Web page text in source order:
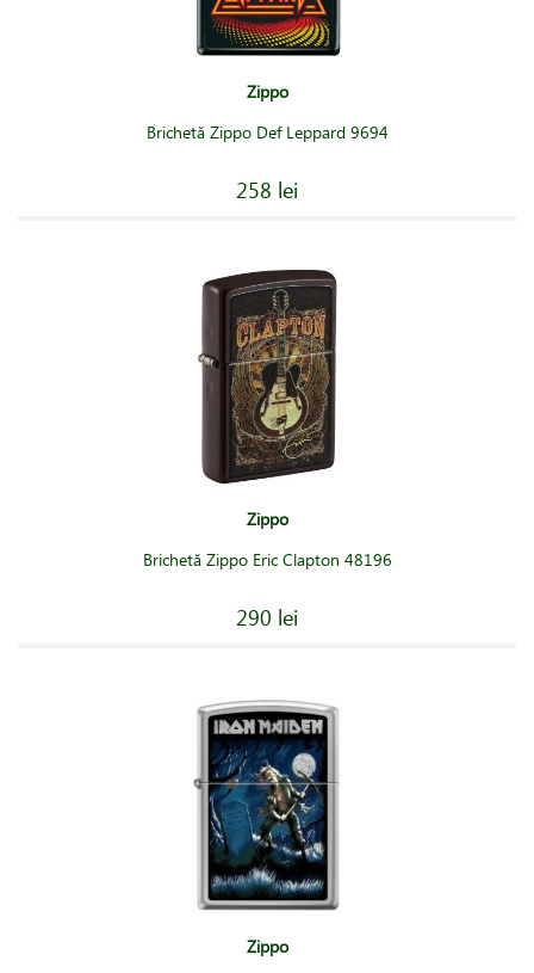
Zippo
Brichetă Zippo Def Leppard 9694
258 lei
Zippo
Brichetă Zippo Eric Clapton 48196
290 lei
Zippo